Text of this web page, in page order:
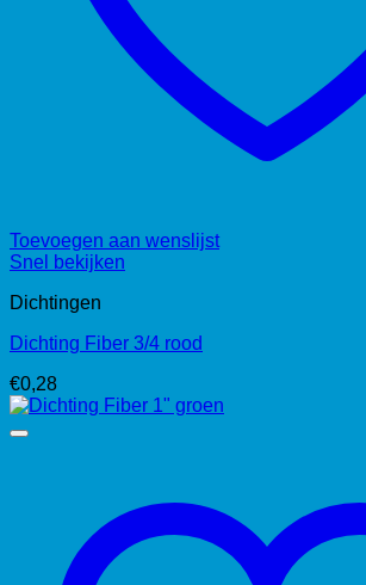
Toevoegen aan wenslijst
Snel bekijken
Dichtingen
Dichting Fiber 3/4 rood
€0,28